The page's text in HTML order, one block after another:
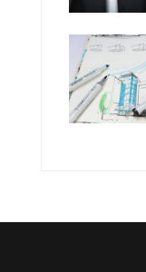
FOTOKSIĄZKĘ?
PORADNIK